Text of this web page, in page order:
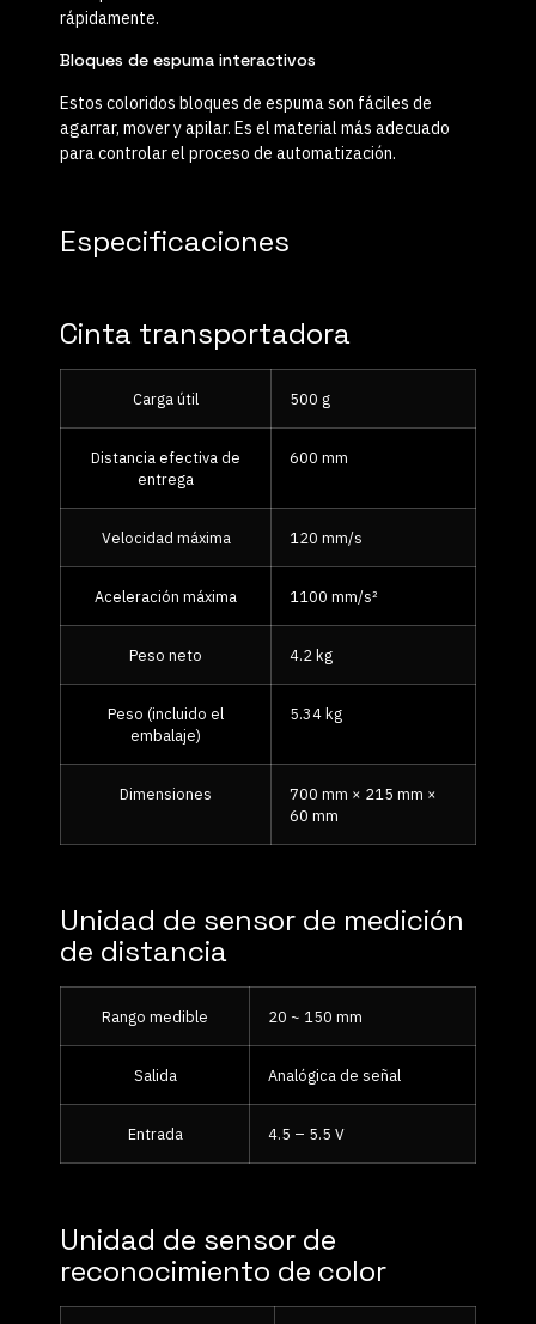
rápidamente.
Bloques de espuma interactivos
Estos coloridos bloques de espuma son fáciles de
agarrar, mover y apilar. Es el material más adecuado
para controlar el proceso de automatización.
Especificaciones
Cinta transportadora
Carga útil 500 g
Distancia efectiva de
entrega
600 mm
Velocidad máxima 120 mm/s
Aceleración máxima 1100 mm/s²
Peso neto 4.2 kg
Peso (incluido el
embalaje)
5.34 kg
Dimensiones
700 mm × 215 mm ×
60 mm
Unidad de sensor de medición
de distancia
Rango medible 20 ~ 150 mm
Salida Analógica de señal
Entrada 4.5 – 5.5 V
Unidad de sensor de
reconocimiento de color